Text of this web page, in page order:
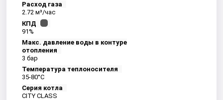
Расход газа
2.72 м³/час
КПД
91%
Макс. давление воды в контуре
отопления
3 бар
Температура теплоносителя
35-80°С
Серия котла
CITY CLASS